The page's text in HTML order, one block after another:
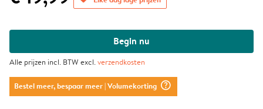
Begin nu
Alle prijzen incl. BTW excl.verzendkosten
Bestel meer, bespaar meer| Volumekorting question_mark_circle